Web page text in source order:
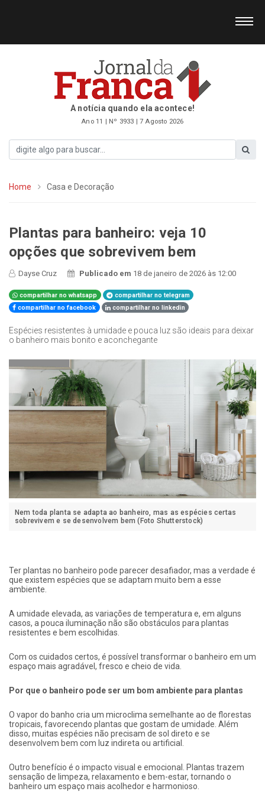
A notícia quando ela acontece!
Ano 11 | Nº 3933 | 7 Agosto 2026
Home Casa e Decoração
Plantas para banheiro: veja 10
opções que sobrevivem bem
Dayse Cruz Publicado em 18 de janeiro de 2026 às 12:00
compartilhar no whatsapp
compartilhar no telegram
compartilhar no facebook
compartilhar no linkedin
Espécies resistentes à umidade e pouca luz são ideais para deixar
o banheiro mais bonito e aconchegante
Nem toda planta se adapta ao banheiro, mas as espécies certas
sobrevivem e se desenvolvem bem (Foto Shutterstock)
Ter plantas no banheiro pode parecer desafiador, mas a verdade é
que existem espécies que se adaptam muito bem a esse
ambiente.
A umidade elevada, as variações de temperatura e, em alguns
casos, a pouca iluminação não são obstáculos para plantas
resistentes e bem escolhidas.
Com os cuidados certos, é possível transformar o banheiro em um
espaço mais agradável, fresco e cheio de vida.
Por que o banheiro pode ser um bom ambiente para plantas
O vapor do banho cria um microclima semelhante ao de florestas
tropicais, favorecendo plantas que gostam de umidade. Além
disso, muitas espécies não precisam de sol direto e se
desenvolvem bem com luz indireta ou artificial.
Outro benefício é o impacto visual e emocional. Plantas trazem
sensação de limpeza, relaxamento e bem-estar, tornando o
banheiro um espaço mais acolhedor e harmonioso.